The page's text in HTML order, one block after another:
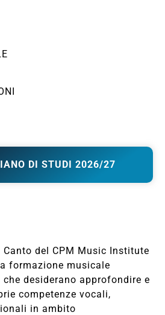
DI STUDI 2026/27
Canto del CPM Music Institute
formazione musicale
desiderano approfondire e
competenze vocali,
in ambito